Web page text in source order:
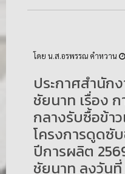
โดย น.ส.อรพรรณ คำหวาน
ประกาศสำนั
ชัยนาท เรื่อง
กลางรับซื้อข้า
โครงการดูดซั
ปีการผลิต
ชัยนาท ลงวันที่